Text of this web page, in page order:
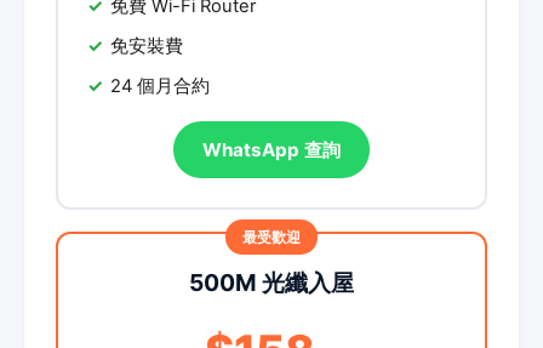
免費 Wi-Fi Router
免安裝費
24 個月合約
WhatsApp 查詢
500M 光纖入屋